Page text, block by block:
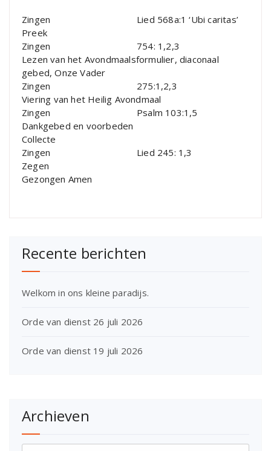
Zingen Lied 568a:1 ‘Ubi caritas’
Preek
Zingen 754: 1,2,3
Lezen van het Avondmaalsformulier, diaconaal
gebed, Onze Vader
Zingen 275:1,2,3
Viering van het Heilig Avondmaal
Zingen Psalm 103:1,5
Dankgebed en voorbeden
Collecte
Zingen Lied 245: 1,3
Zegen
Gezongen Amen
Recente berichten
Welkom in ons kleine paradijs.
Orde van dienst 26 juli 2026
Orde van dienst 19 juli 2026
Archieven